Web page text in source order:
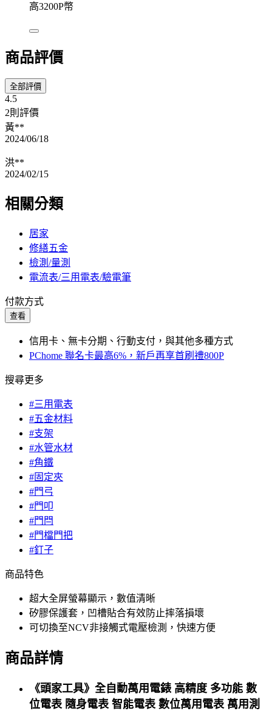
高3200P幣
商品評價
全部評價
4.5
2則評價
黃**
2024/06/18
洪**
2024/02/15
相關分類
居家
修繕五金
檢測/量測
電流表/三用電表/驗電筆
付款方式
查看
信用卡、無卡分期、行動支付，與其他多種方式
PChome 聯名卡最高6%，新戶再享首刷禮800P
搜尋更多
#三用電表
#五金材料
#支架
#水管水材
#角鐵
#固定夾
#門弓
#門叩
#門閂
#門檔門把
#釘子
商品特色
超大全屏螢幕顯示，數值清晰
矽膠保護套，凹槽貼合有效防止摔落損壞
可切換至NCV非接觸式電壓檢測，快速方便
商品詳情
《頭家工具》全自動萬用電錶 高精度 多功能 數
位電表 隨身電表 智能電表 數位萬用電表 萬用測